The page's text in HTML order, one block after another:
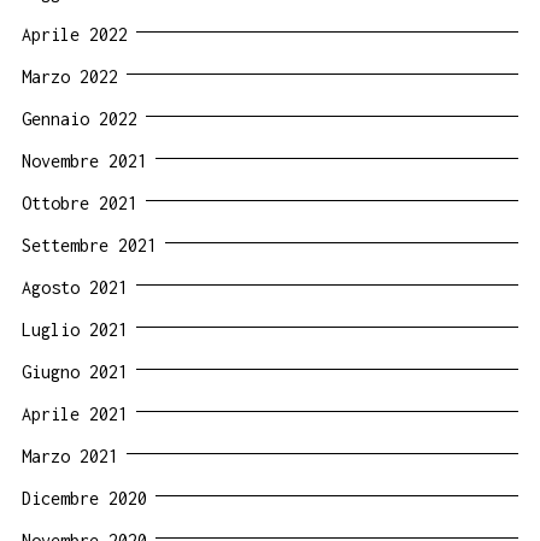
Aprile 2022
Marzo 2022
Gennaio 2022
Novembre 2021
Ottobre 2021
Settembre 2021
Agosto 2021
Luglio 2021
Giugno 2021
Aprile 2021
Marzo 2021
Dicembre 2020